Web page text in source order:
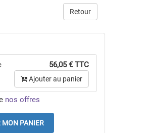
Retour
56,05 € TTC
Ajouter au panier
nos offres
MON PANIER